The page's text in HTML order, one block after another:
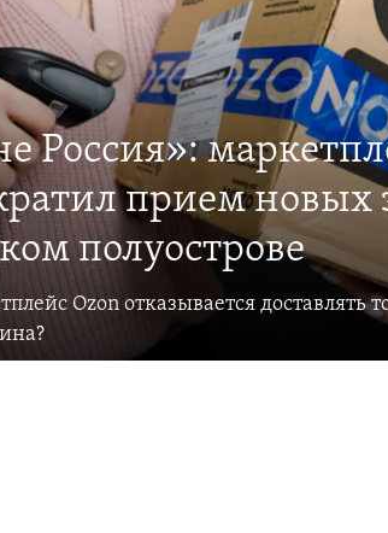
Россия»:
прием новых
полуострове
Ozon отказывается доставлять